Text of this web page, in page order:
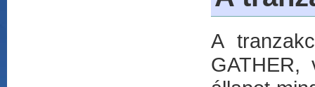
A
GATHER,